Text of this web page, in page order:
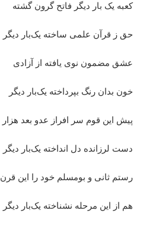
کعبه یک بار دیگر فاتح گرون گشته
حق ز قرآن علمی ساخته یک‌بار دیگر
عشق مضمون نوی یافته از آزادی
خون بدان رنگ بپرداخته یک‌بار دیگر
پیش این قوم سر افراز عدو بعد هزار
دست لرزانده دل انداخته یک‌بار دیگر
رستم ثانی و بومسلم خود را این قرن
هم از این مرحله نشناخته یک‌بار دیگر